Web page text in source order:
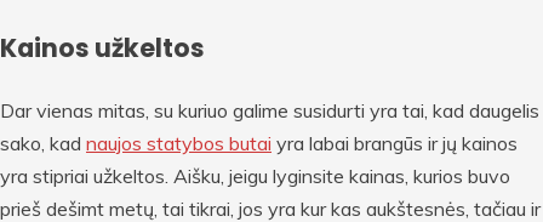
Kainos užkeltos
Dar vienas mitas, su kuriuo galime susidurti yra tai, kad daugelis
sako, kad naujos statybos butai yra labai brangūs ir jų kainos
yra stipriai užkeltos. Aišku, jeigu lyginsite kainas, kurios buvo
prieš dešimt metų, tai tikrai, jos yra kur kas aukštesnės, tačiau ir